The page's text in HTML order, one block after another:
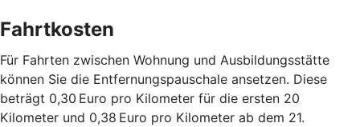
Fahrtkosten
Für Fahrten zwischen Wohnung und Ausbildungsstätte
können Sie die Entfernungspauschale ansetzen. Diese
beträgt 0,30 Euro pro Kilometer für die ersten 20
Kilometer und 0,38 Euro pro Kilometer ab dem 21.